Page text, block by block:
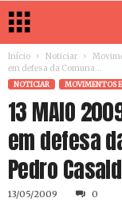
Início Noticiar
em defesa da Comuna...
NOTICIAR MOVIMENTOS
13 MAIO
em defesa
Pedro
13/05/2009 0